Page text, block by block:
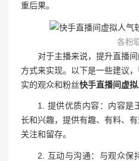
重后果。
各粉
对于主播来说，提升直播
方式来实现。以下是一些建议
实的观众和粉丝快手直播间虚
1. 提供优质内容：内容是
长和兴趣，提供有趣、有料、
关注和留存。
2. 互动与沟通：与观众保